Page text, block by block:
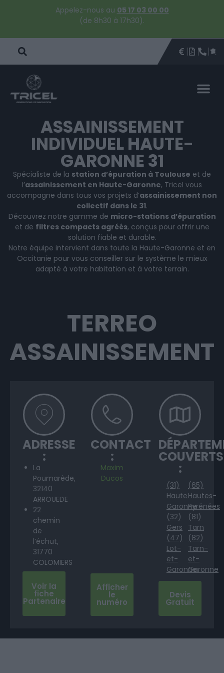
Appelez-nous au 05 17 03 00 00
(de 8h30 à 17h30).
DEVISÊTRE
ASSAINISSEMENT
INDIVIDUEL HAUTE-
GARONNE 31
Spécialiste de la station d’épuration à Toulouse et de
l’assainissement en Haute-Garonne, Tricel vous
accompagne dans tous vos projets d’assainissement non
collectif dans le 31.
Découvrez notre gamme de micro-stations d’épuration
et de filtres compacts agréés, conçus pour offrir une
solution fiable et durable.
Notre équipe intervient dans toute la Haute-Garonne et en
Occitanie pour vous conseiller sur le système le mieux
adapté à votre habitation et à votre terrain.
TERREO
ASSAINISSEMENT
ADRESSE
:
La
Poumarède,
32140
ARROUEDE
22
chemin
de
l’échut,
31770
COLOMIERS
Voir la
fiche
Partenaire
CONTACT
:
Maxim
Ducos
Afficher
le
numéro
COUVERTS
:
(31)
Haute
Garonne
(32)
Gers
(47)
Lot-
et-
Garonne
(65)
Hautes-
Pyrénées
(81)
Tarn
(82)
Tarn-
et-
Garonne
Devis
Gratuit